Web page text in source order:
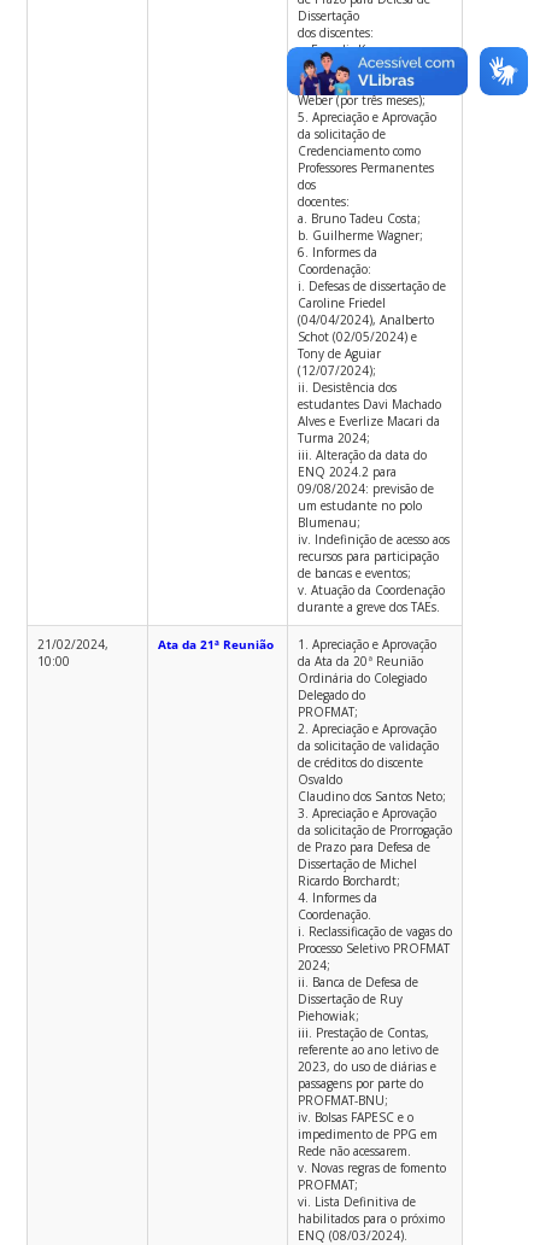
Dissertação
dos discentes:
a. Evandir Krummenauer
(por doze meses);
b. Jonathan Eduardo
Weber (por três meses);
5. Apreciação e Aprovação
da solicitação de
Credenciamento como
Professores Permanentes
dos
docentes:
a. Bruno Tadeu Costa;
b. Guilherme Wagner;
6. Informes da
Coordenação:
i. Defesas de dissertação de
Caroline Friedel
(04/04/2024), Analberto
Schot (02/05/2024) e
Tony de Aguiar
(12/07/2024);
ii. Desistência dos
estudantes Davi Machado
Alves e Everlize Macari da
Turma 2024;
iii. Alteração da data do
ENQ 2024.2 para
09/08/2024: previsão de
um estudante no polo
Blumenau;
iv. Indefinição de acesso aos
recursos para participação
de bancas e eventos;
v. Atuação da Coordenação
durante a greve dos TAEs.
21/02/2024,
10:00
Ata da 21ª Reunião
1. Apreciação e Aprovação
da Ata da 20ª Reunião
Ordinária do Colegiado
Delegado do
PROFMAT;
2. Apreciação e Aprovação
da solicitação de validação
de créditos do discente
Osvaldo
Claudino dos Santos Neto;
3. Apreciação e Aprovação
da solicitação de Prorrogação
de Prazo para Defesa de
Dissertação de Michel
Ricardo Borchardt;
4. Informes da
Coordenação.
i. Reclassificação de vagas do
Processo Seletivo PROFMAT
2024;
ii. Banca de Defesa de
Dissertação de Ruy
Piehowiak;
iii. Prestação de Contas,
referente ao ano letivo de
2023, do uso de diárias e
passagens por parte do
PROFMAT-BNU;
iv. Bolsas FAPESC e o
impedimento de PPG em
Rede não acessarem.
v. Novas regras de fomento
PROFMAT;
vi. Lista Definitiva de
habilitados para o próximo
ENQ (08/03/2024).